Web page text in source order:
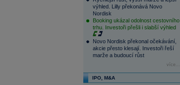
výhled. Lilly překonává Novo
Nordisk
Booking ukázal odolnost cestovního
trhu. Investoři přešli i slabší výhled
Novo Nordisk překonal očekávání,
akcie přesto klesají. Investoři řeší
marže a budoucí růst
více...
IPO, M&A